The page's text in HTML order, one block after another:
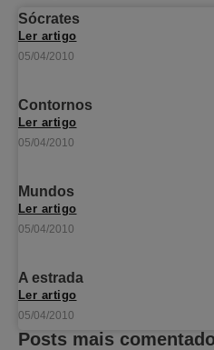
Sócrates
Ler artigo
05/04/2010
Contornos
Ler artigo
05/04/2010
Mundos
Ler artigo
05/04/2010
A estrada
Ler artigo
05/04/2010
Posts mais